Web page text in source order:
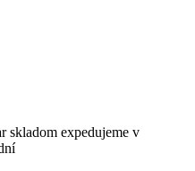
skladom expedujeme v